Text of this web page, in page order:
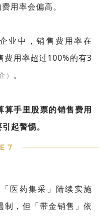
用率会偏高。
业中，销售费用率在
费用率超过100%的有3
） 。
算手里股票的销售费用
起警惕。
医药集采」陆续实施
制，但「带金销售」依